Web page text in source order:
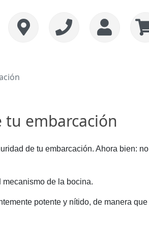
tu embarcación
de tu embarcación. Ahora bien: no
de la bocina.
potente y nítido, de manera que